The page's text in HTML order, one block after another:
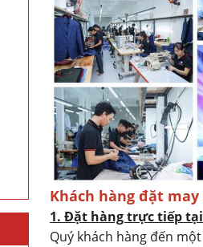
Khách hàng đặt
1. Đặt hàng trực tiếp
Quý khách hàng đến